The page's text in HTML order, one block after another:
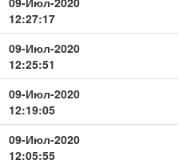
12:27:17
09-Июл-2020
12:25:51
09-Июл-2020
12:19:05
09-Июл-2020
12:05:55